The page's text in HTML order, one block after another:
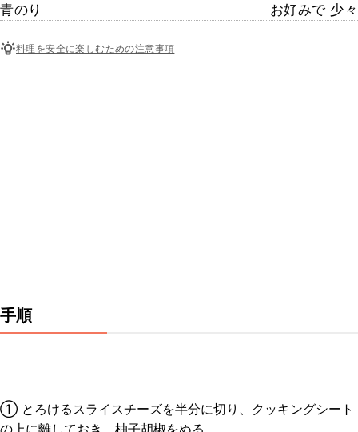
青のり
お好みで 少々
料理を安全に楽しむための注意事項
手順
① とろけるスライスチーズを半分に切り、クッキングシート